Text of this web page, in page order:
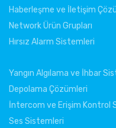
Haberleşme ve İletişim
Network Ürün Grupları
Hırsız Alarm Sistemleri
Yangın Algılama ve İhbar
Depolama Çözümleri
İntercom ve Erişim Kontrol
Ses Sistemleri